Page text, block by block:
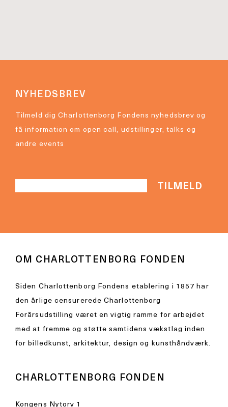
NYHEDSBREV
Tilmeld dig Charlottenborg Fondens nyhedsbrev og
få information om open call, udstillinger, talks og
andre events
OM CHARLOTTENBORG FONDEN
Siden Charlottenborg Fondens etablering i 1857 har
den årlige censurerede Charlottenborg
Forårsudstilling været en vigtig ramme for arbejdet
med at fremme og støtte samtidens vækstlag inden
for billedkunst, arkitektur, design og kunsthåndværk.
CHARLOTTENBORG FONDEN
Kongens Nytorv 1